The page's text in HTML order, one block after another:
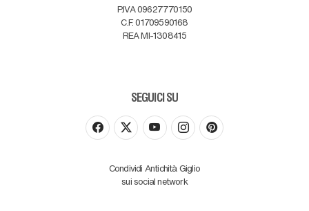
P.IVA 09627770150
C.F. 01709590168
REA MI-1308415
SEGUICI SU
Condividi Antichità Giglio
sui social network